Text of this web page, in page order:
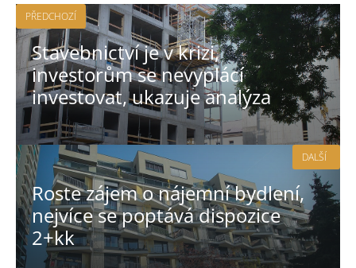
PŘEDCHOZÍ
Stavebnictví je v krizi,
investorům se nevyplácí
investovat, ukazuje analýza
Roste zájem o nájemní bydlení,
nejvíce se poptává dispozice
2+kk
DALŠÍ